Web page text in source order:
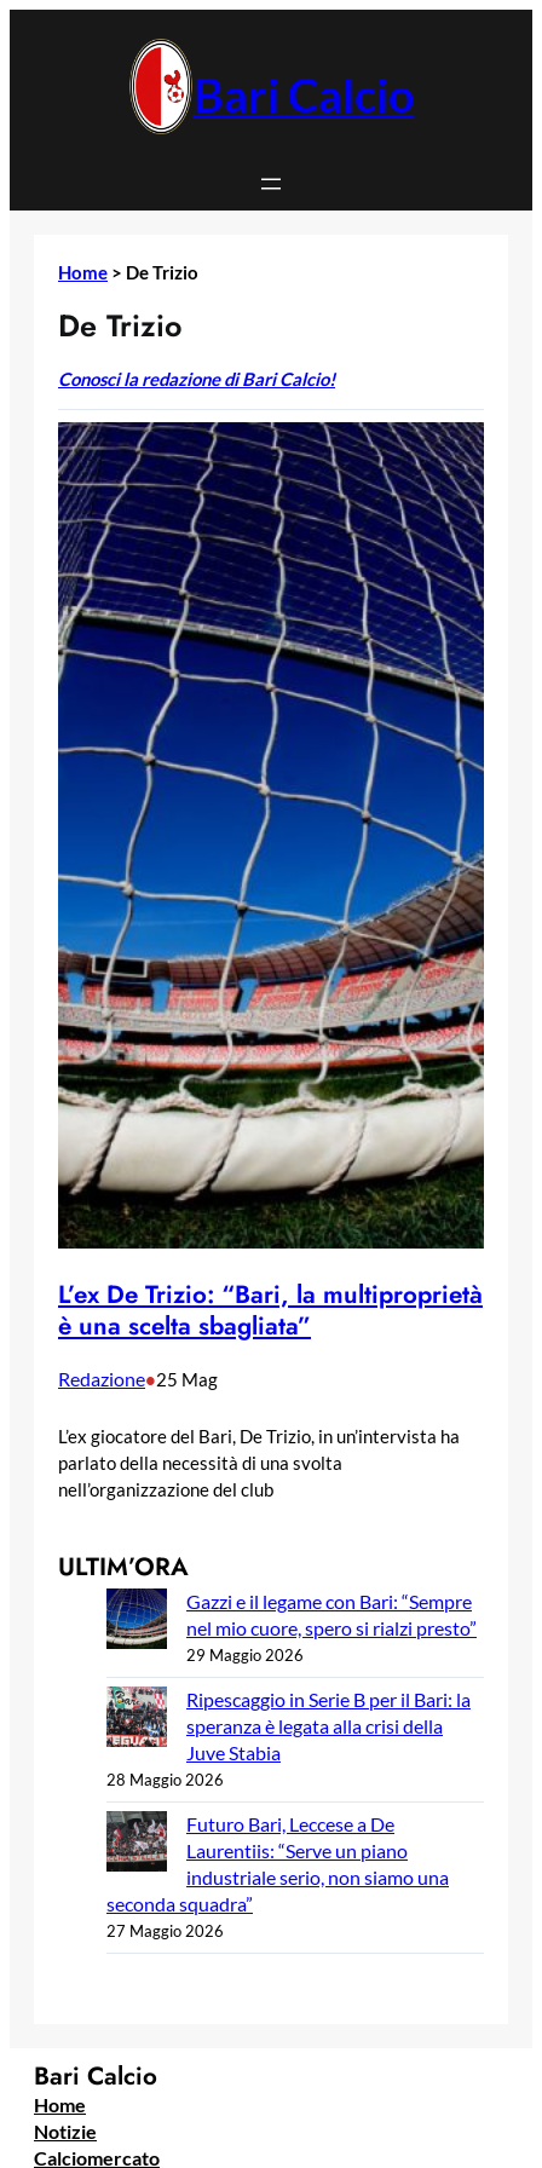
Bari Calcio
Home > De Trizio
De Trizio
Conosci la redazione di Bari Calcio!
L’ex De Trizio: “Bari, la multiproprietà
è una scelta sbagliata”
Redazione•25 Mag
L’ex giocatore del Bari, De Trizio, in un’intervista ha
parlato della necessità di una svolta
nell’organizzazione del club
ULTIM’ORA
Gazzi e il legame con Bari: “Sempre
nel mio cuore, spero si rialzi presto”
29 Maggio 2026
Ripescaggio in Serie B per il Bari: la
speranza è legata alla crisi della
Juve Stabia
28 Maggio 2026
Futuro Bari, Leccese a De
Laurentiis: “Serve un piano
industriale serio, non siamo una
seconda squadra”
27 Maggio 2026
Bari Calcio
Home
Notizie
Calciomercato